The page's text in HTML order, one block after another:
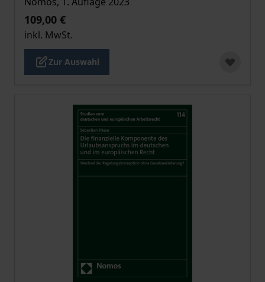
109,00 €
inkl. MwSt.
Zur Auswahl